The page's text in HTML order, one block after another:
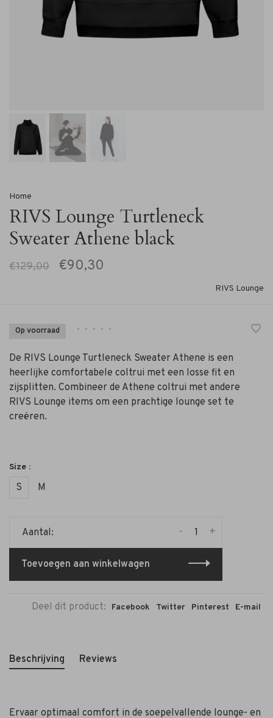
Home
RIVS Lounge Turtleneck
Sweater Athene black
€129,00 €90,30
RIVS Lounge
Op voorraad • • • • •
De RIVS Lounge Turtleneck Sweater Athene is een
heerlijke comfortabele coltrui met een losse fit en
zijsplitten. Combineer de Athene coltrui met andere
RIVS Lounge items om een prachtige lounge set te
creëren.
Size :
S M
Aantal: +
-
Toevoegen aan winkelwagen
Deel dit product: Facebook Twitter Pinterest E-mail
Beschrijving Reviews
Ervaar optimaal comfort in de soepelvallende lounge- en